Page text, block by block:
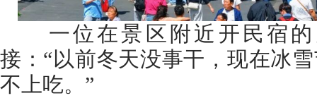
一位在景区附近开民宿的
接：“以前冬天没事干，现在冰
不上吃。”